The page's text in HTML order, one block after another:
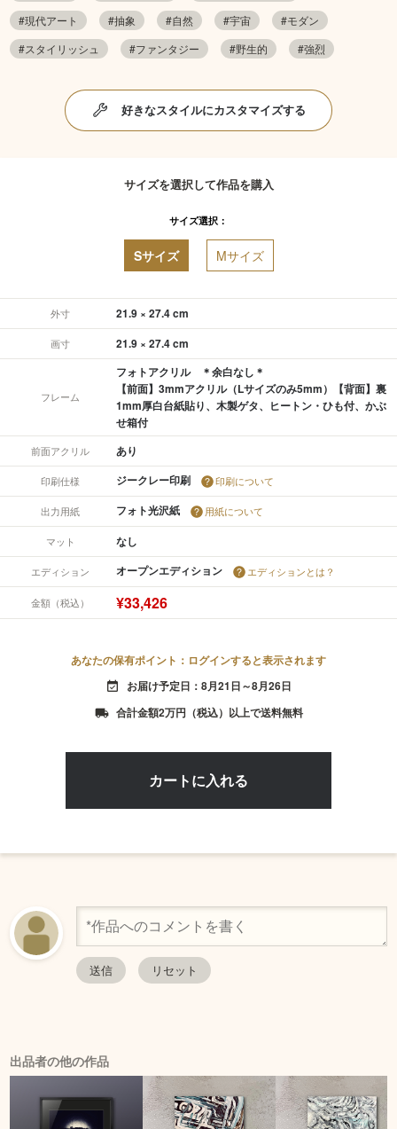
#現代アート
#抽象 #自然 #宇宙
#モダン
#スタイリッシュ
#ファンタジー #野生的 #強烈
好きなスタイルにカスタマイズする
サイズを選択して作品を購入
サイズ選択：
Sサイズ Mサイズ
外寸 21.9 × 27.4 cm
画寸 21.9 × 27.4 cm
フレーム
フォトアクリル ＊余白なし＊
【前面】3mmアクリル（Lサイズのみ5mm）【背面】裏
1mm厚白台紙貼り、木製ゲタ、ヒートン・ひも付、かぶ
せ箱付
前面アクリル あり
印刷仕様 ジークレー印刷 印刷について
出力用紙 フォト光沢紙 用紙について
マット なし
エディション オープンエディション エディションとは？
金額（税込） ¥33,426
あなたの保有ポイント：ログインすると表示されます
event_available お届け予定日：8月21日～8月26日
local_shipping 合計金額2万円（税込）以上で送料無料
出品者の他の作品